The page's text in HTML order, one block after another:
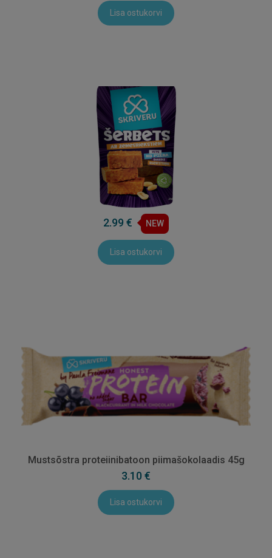
Lisa ostukorvi
2.99 € NEW
Lisa ostukorvi
Mustsõstra proteiinibatoon piimašokolaadis 45g
3.10 €
Lisa ostukorvi